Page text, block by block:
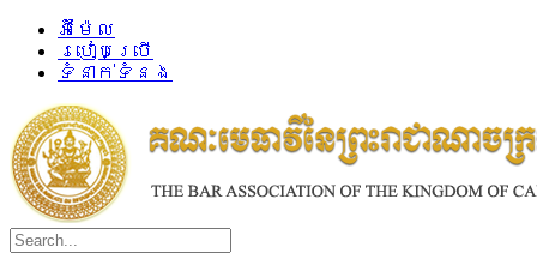
អ៊ីម៉ែល
របៀបប្រើ
ទំនាក់ទំនង